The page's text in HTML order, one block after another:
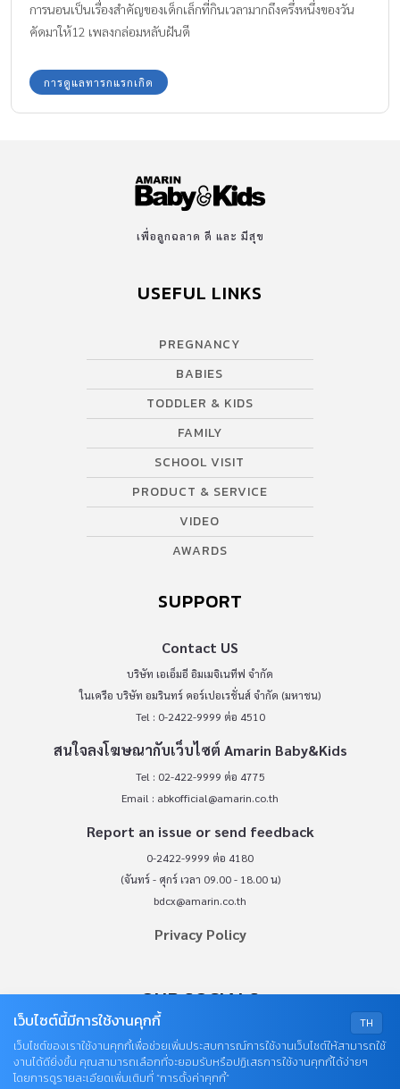
การนอนเป็นเรื่องสำคัญของเด็กเล็กที่กินเวลามากถึงครึ่งหนึ่งของวัน
คัดมาให้12 เพลงกล่อมหลับฝันดี
การดูแลทารกแรกเกิด
เพื่อลูกฉลาด ดี และ มีสุข
USEFUL LINKS
PREGNANCY
BABIES
TODDLER & KIDS
FAMILY
SCHOOL VISIT
PRODUCT & SERVICE
VIDEO
AWARDS
SUPPORT
Contact US
บริษัท เอเอ็มอี อิมเมจิเนทีฟ จำกัด
ในเครือ บริษัท อมรินทร์ คอร์เปอเรชั่นส์ จำกัด (มหาชน)
Tel : 0-2422-9999 ต่อ 4510
สนใจลงโฆษณากับเว็บไซต์ Amarin Baby&Kids
Tel : 02-422-9999 ต่อ 4775
Email : abkofficial@amarin.co.th
Report an issue or send feedback
0-2422-9999 ต่อ 4180
(จันทร์ - ศุกร์ เวลา 09.00 - 18.00 น)
bdcx@amarin.co.th
Privacy Policy
OUR SOCIALS
TH
เว็บไซต์นี้มีการใช้งานคุกกี้
เว็บไซต์ของเราใช้งานคุกกี้เพื่อช่วยเพิ่มประสบการณ์การใช้งานเว็บไซต์ให้สามารถใช้
งานได้ดียิ่งขึ้น คุณสามารถเลือกที่จะยอมรับหรือปฏิเสธการใช้งานคุกกี้ได้ง่ายๆ
โดยการดูรายละเอียดเพิ่มเติมที่ “การตั้งค่าคุกกี้”